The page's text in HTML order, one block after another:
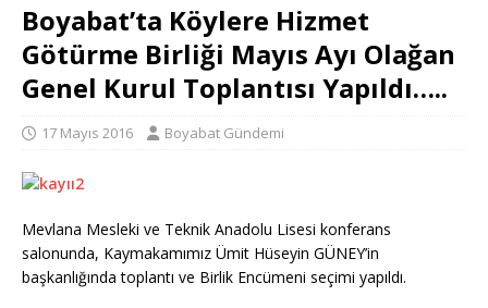
Boyabat’ta Köylere Hizmet
Götürme Birliği Mayıs Ayı Olağan
Genel Kurul Toplantısı Yapıldı…..
17 Mayıs 2016 Boyabat Gündemi
Mevlana Mesleki ve Teknik Anadolu Lisesi konferans
salonunda, Kaymakamımız Ümit Hüseyin GÜNEY’in
başkanlığında toplantı ve Birlik Encümeni seçimi yapıldı.